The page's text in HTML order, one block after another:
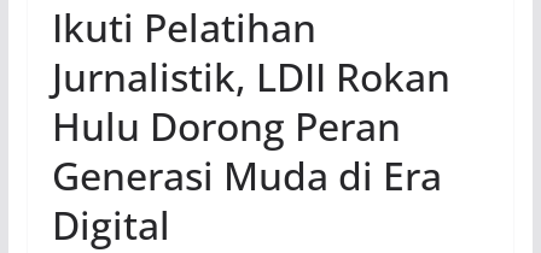
Ikuti Pelatihan
Jurnalistik, LDII Rokan
Hulu Dorong Peran
Generasi Muda di Era
Digital